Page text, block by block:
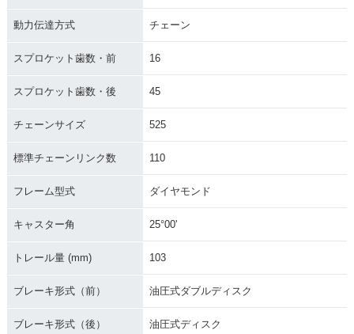
動力伝達方式 チェーン
スプロケット歯数・前 16
スプロケット歯数・後 45
チェーンサイズ 525
標準チェーンリンク数 110
フレーム型式 ダイヤモンド
キャスター角 25°00'
トレール量 (mm) 103
ブレーキ形式（前） 油圧式ダブルディスク
ブレーキ形式（後） 油圧式ディスク